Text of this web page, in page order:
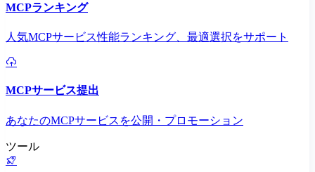
MCPランキング
人気MCPサービス性能ランキング、最適選択をサポート
MCPサービス提出
あなたのMCPサービスを公開・プロモーション
ツール